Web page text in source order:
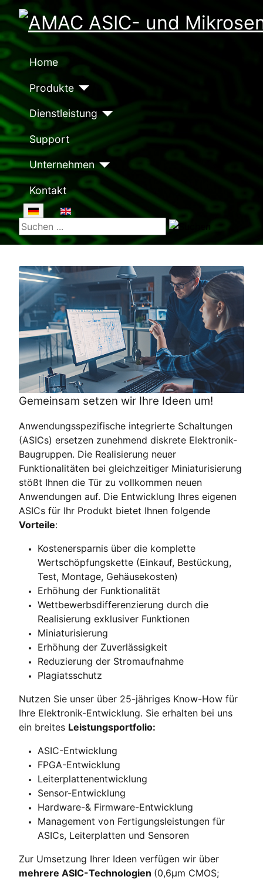
Home
Produkte
Dienstleistung
Support
Unternehmen
Kontakt
Sprache auswählen
Suchen ...
Gemeinsam setzen wir Ihre Ideen um!
Anwendungsspezifische integrierte Schaltungen
(ASICs) ersetzen zunehmend diskrete Elektronik-
Baugruppen. Die Realisierung neuer
Funktionalitäten bei gleichzeitiger Miniaturisierung
stößt Ihnen die Tür zu vollkommen neuen
Anwendungen auf. Die Entwicklung Ihres eigenen
ASICs für Ihr Produkt bietet Ihnen folgende
Vorteile:
Kostenersparnis über die komplette
Wertschöpfungskette (Einkauf, Bestückung,
Test, Montage, Gehäusekosten)
Erhöhung der Funktionalität
Wettbewerbsdifferenzierung durch die
Realisierung exklusiver Funktionen
Miniaturisierung
Erhöhung der Zuverlässigkeit
Reduzierung der Stromaufnahme
Plagiatsschutz
Nutzen Sie unser über 25-jähriges Know-How für
Ihre Elektronik-Entwicklung. Sie erhalten bei uns
ein breites Leistungsportfolio:
ASIC-Entwicklung
FPGA-Entwicklung
Leiterplattenentwicklung
Sensor-Entwicklung
Hardware-& Firmware-Entwicklung
Management von Fertigungsleistungen für
ASICs, Leiterplatten und Sensoren
Zur Umsetzung Ihrer Ideen verfügen wir über
mehrere ASIC-Technologien (0,6µm CMOS;